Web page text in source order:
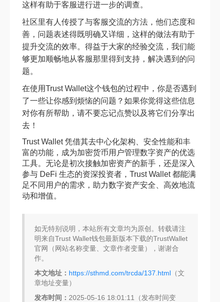
这样有助于客服进行进一步的调查。
社区里有人传授了与客服交流的方法，他们态度和
善，问题表述得既明确又详细，这样的做法有助于
提升交流的效率。得益于大家的经验交流，我们能
够更加顺畅地从客服那里得到支持，解决遇到的问
题。
在使用Trust Wallet这个钱包的过程中，你是否遇到
了一些让你感到烦恼的问题？如果你觉得这些信息
对你有所帮助，请不要忘记点赞以及将它们分享出
去！
Trust Wallet 凭借其去中心化架构、安全性能和丰
富的功能，成为加密货币用户管理数字资产的优选
工具。无论是初次接触加密资产的新手，还是深入
参与 DeFi 生态的资深投资者，Trust Wallet 都能满
足不同用户的需求，助力数字资产安全、高效地流
动和增值。
如无特别说明，本站所有文章均为原创。转载请注
明来自Trust Wallet钱包最新版本下载的TrustWallet
官网（网站名称变量、文章作者变量），谢谢合
作。
本文地址： https://sthmd.com/trcda/137.html （文
章地址变量）
发布时间： 2025-05-16 18:01:11（发布时间变